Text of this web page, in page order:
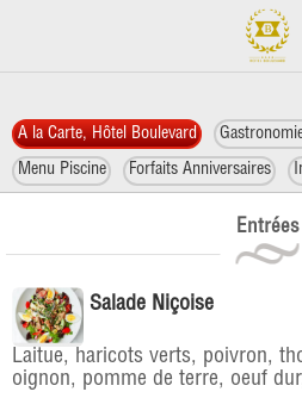
A la Carte, Hôtel Boulevard
Menu Piscine Forfaits Anniversaires
Entrées
Salade Niçoise
Laitue, haricots verts, poivron,
oignon, pomme de terre, oeuf